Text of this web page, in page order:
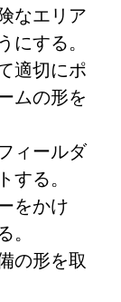
なエリア
にする。
適切にポ
ムの形を
ィールダ
する。
をかけ
の形を取